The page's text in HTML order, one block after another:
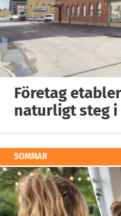
Företag
naturligt steg i
SOMMAR